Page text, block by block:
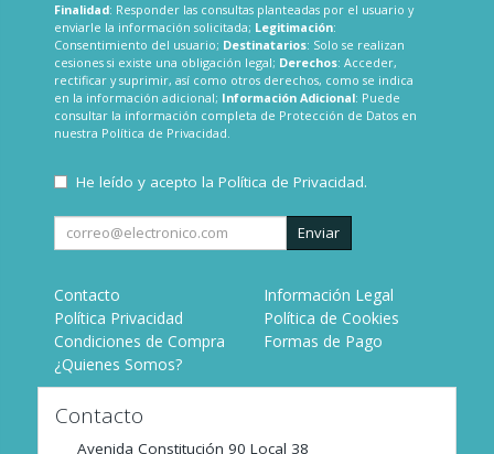
Finalidad: Responder las consultas planteadas por el usuario y
enviarle la información solicitada; Legitimación:
Consentimiento del usuario; Destinatarios: Solo se realizan
cesiones si existe una obligación legal; Derechos: Acceder,
rectificar y suprimir, así como otros derechos, como se indica
en la información adicional; Información Adicional: Puede
consultar la información completa de Protección de Datos en
nuestra Política de Privacidad.
He leído y acepto la Política de Privacidad.
Enviar
Contacto
Información Legal
Política Privacidad
Política de Cookies
Condiciones de Compra
Formas de Pago
¿Quienes Somos?
Contacto
Avenida Constitución 90 Local 38